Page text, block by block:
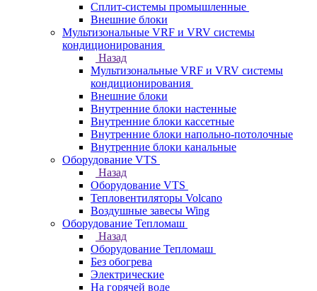
Сплит-системы промышленные
Внешние блоки
Мультизональные VRF и VRV системы
кондиционирования
Назад
Мультизональные VRF и VRV системы
кондиционирования
Внешние блоки
Внутренние блоки настенные
Внутренние блоки кассетные
Внутренние блоки напольно-потолочные
Внутренние блоки канальные
Оборудование VTS
Назад
Оборудование VTS
Тепловентиляторы Volcano
Воздушные завесы Wing
Оборудование Тепломаш
Назад
Оборудование Тепломаш
Без обогрева
Электрические
На горячей воде